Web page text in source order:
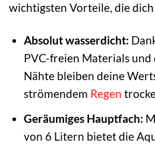
wichtigsten Vorteile, die
Absolut wasserdicht:
PVC-freien Materials
Nähte bleiben deine
strömendem Regen
Geräumiges Hauptfach:
von 6 Litern bietet die